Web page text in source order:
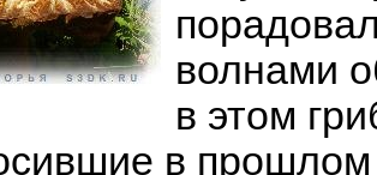
волнами
в этом
в